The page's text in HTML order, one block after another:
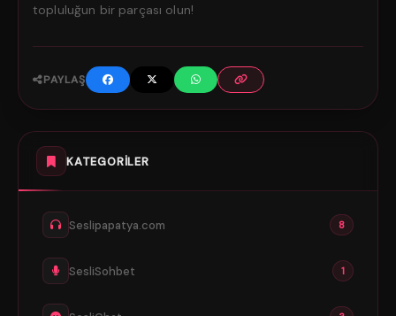
topluluğun bir parçası olun!
PAYLAŞ
KATEGORILER
Seslipapatya.com 8
SesliSohbet 1